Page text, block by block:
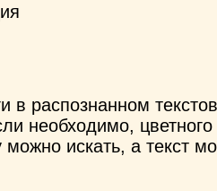
в распознанном
необходимо,
искать, а текст